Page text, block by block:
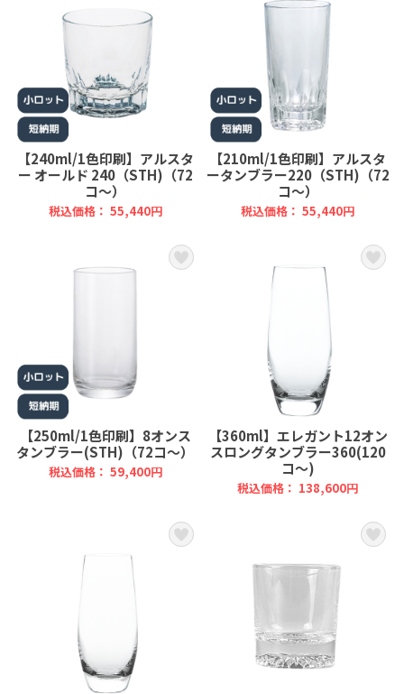
【240ml/1色印刷】アルスタ
ー オールド 240（STH)（72
コ～）
税込価格： 55,440円
【210ml/1色印刷】アルスタ
ータンブラー220（STH)（72
コ～）
税込価格： 55,440円
【250ml/1色印刷】8オンス
タンブラー(STH)（72コ～）
税込価格： 59,400円
【360ml】エレガント12オン
スロングタンブラー360(120
コ～)
税込価格： 138,600円